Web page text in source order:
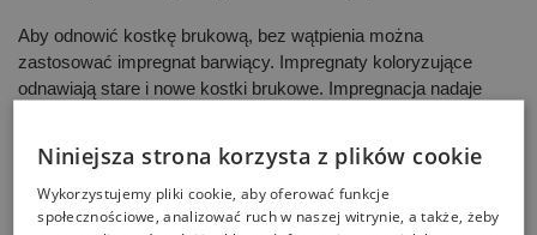
Aby odnowić kostkę brukową, bez wątpienia można
zastosować impregnat barwiący. Impregnaty koloryzujące
odnawiają stare i nowe kostki brukowe. Impregnacja nadaje
nowa. Dzięki różnej kolorystyce można dobra kolor to
odpowiedniej kostki brukowej. Farby koloryzujące do kostki
zabezpieczają przed ponownymi zabrudzeniami i niszczeniem.
Niniejsza strona korzysta z plików cookie
Wykorzystujemy pliki cookie, aby oferować funkcje
społecznościowe, analizować ruch w naszej witrynie, a także, żeby